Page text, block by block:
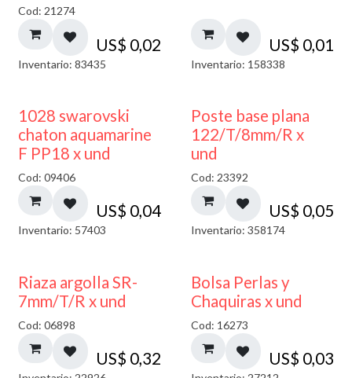
Cod: 21274
US$ 0,02
Inventario: 83435
US$ 0,01
Inventario: 158338
1028 swarovski
chaton aquamarine
F PP18 x und
Cod: 09406
US$ 0,04
Inventario: 57403
Poste base plana
122/T/8mm/R x
und
Cod: 23392
US$ 0,05
Inventario: 358174
Riaza argolla SR-
7mm/T/R x und
Cod: 06898
US$ 0,32
Bolsa Perlas y
Chaquiras x und
Cod: 16273
US$ 0,03